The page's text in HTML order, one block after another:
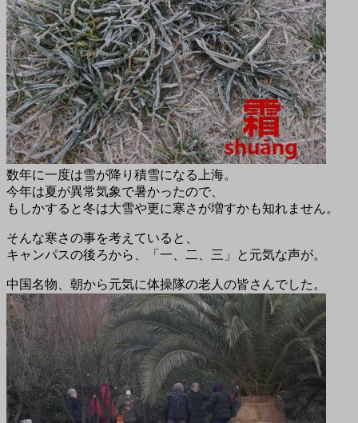
数年に一度は雪が降り積雪になる上海。
今年は夏が異常気象で暑かったので、
もしかすると冬は大雪や更に寒さが増すかも知れません。
そんな寒さの事を考えていると、
キャンパスの後ろから、「一、二、三」と元気な声が。
中国名物、朝から元気に体操隊の老人の皆さんでした。